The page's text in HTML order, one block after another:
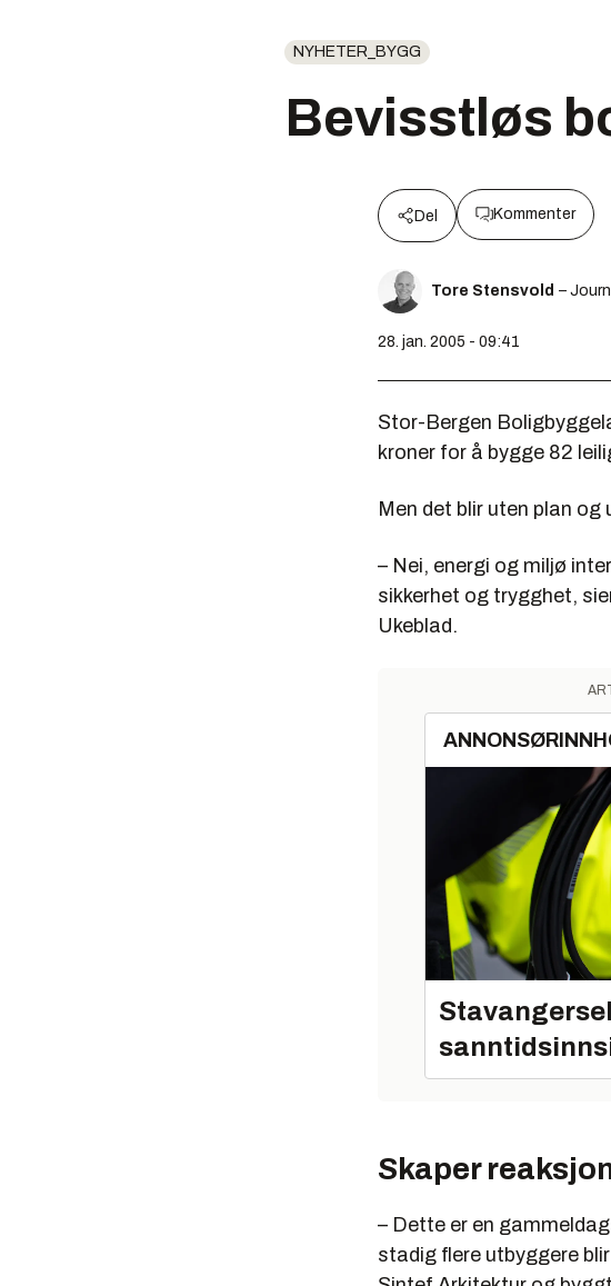
NYHETER_BYGG
Bevisstløs
Del Kommenter
Tore Stensvold –
28. jan. 2005 - 09:41
Stor-Bergen
kroner for å bygge 82
Men det blir uten plan
– Nei, energi og miljø
sikkerhet og trygghet,
Ukeblad.
Skaper
– Dette er en
stadig flere utbyggere